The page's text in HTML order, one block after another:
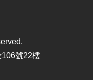
106號22樓